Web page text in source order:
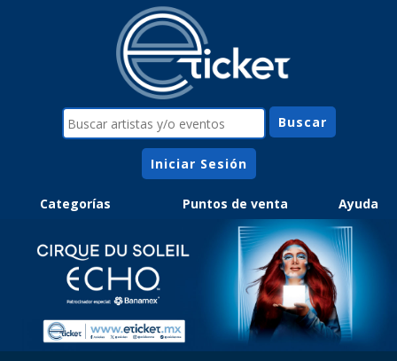
Iniciar Sesión
Categorías Puntos de venta Ayuda